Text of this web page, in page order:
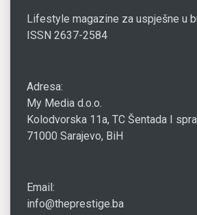
Lifestyle magazine za uspješne u
ISSN 2637-2584
Adresa:
My Media d.o.o.
Kolodvorska 11a, TC Šentada I
71000 Sarajevo, BiH
Email:
info@theprestige.ba